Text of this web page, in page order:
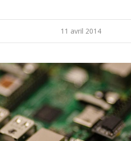
11 avril 2014